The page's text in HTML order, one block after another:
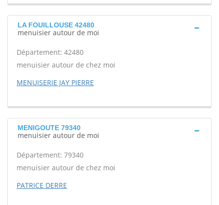
LA FOUILLOUSE 42480
menuisier autour de moi
Département: 42480
menuisier autour de chez moi
MENUISERIE JAY PIERRE
MENIGOUTE 79340
menuisier autour de moi
Département: 79340
menuisier autour de chez moi
PATRICE DERRE